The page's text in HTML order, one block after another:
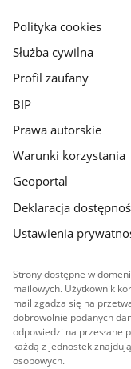
gov.pl
Polityka cookies
Służba cywilna
Profil zaufany
BIP
Prawa autorskie
Warunki korzystania
Geoportal
Deklaracja
Ustawienia
Strony dostępne w
mailowych. Użytkownik
mail zgadza się na
dobrowolnie podanych
odpowiedzi na przesłane
każdą z jednostek
osobowych.